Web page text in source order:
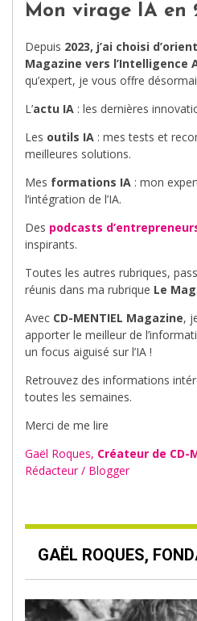
Mon virage IA en
Depuis 2023, j’ai choisi
Magazine vers l’Intelligence
qu’expert, je vous offre
L’actu IA : les dernières
Les outils IA : mes tests et
meilleures solutions.
Mes formations IA : mon
l’intégration de l’IA.
Des podcasts
inspirants.
Toutes les autres rubriques,
réunis dans ma rubrique Le Mag
Avec CD-MENTIEL Magazine,
apporter le meilleur de
un focus aiguisé sur l’IA !
Retrouvez des informations
toutes les semaines.
Merci de me lire
Gaël Roques, Créateur de CD-
Rédacteur / Blogger
GAËL ROQUES,